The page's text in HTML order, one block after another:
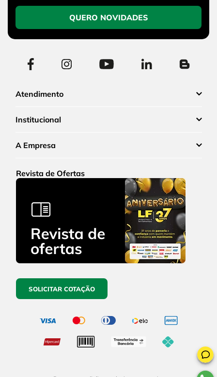
QUERO NOVIDADES
Atendimento
Institucional
A Empresa
Revista de Ofertas
SOLICITAR COTAÇÃO